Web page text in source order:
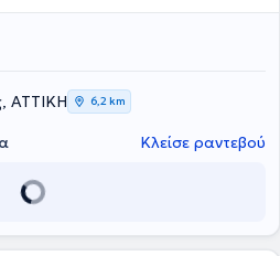
και Καποδιστριακού
διάγνωση και την θεραπεία
οποία μπορεί να προϋποθέτει
συσκευών (νάρθηκες) για την
νάρθηκες, οι οποίοι
προδιαγραφές για να είναι
εφαρμοστούν σε περιπτώσεις
ήχων που προέρχονται από τις
ανακοινώσεων σε αυτά και ως
ΑΤΤΙΚΗ 6,2 km
Κλείσε ραντεβού